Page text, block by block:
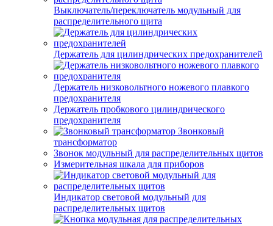
Выключатель/переключатель модульный для
распределительного щита
Держатель для цилиндрических предохранителей
Держатель низковольтного ножевого плавкого
предохранителя
Держатель пробкового цилиндрического
предохранителя
Звонковый
трансформатор
Звонок модульный для распределительных щитов
Измерительная шкала для приборов
Индикатор световой модульный для
распределительных щитов